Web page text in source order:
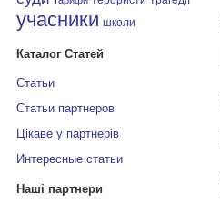
учасники школи
Каталог Статей
Статьи
Статьи партнеров
Цікаве у партнерів
Интересные статьи
Наші партнери